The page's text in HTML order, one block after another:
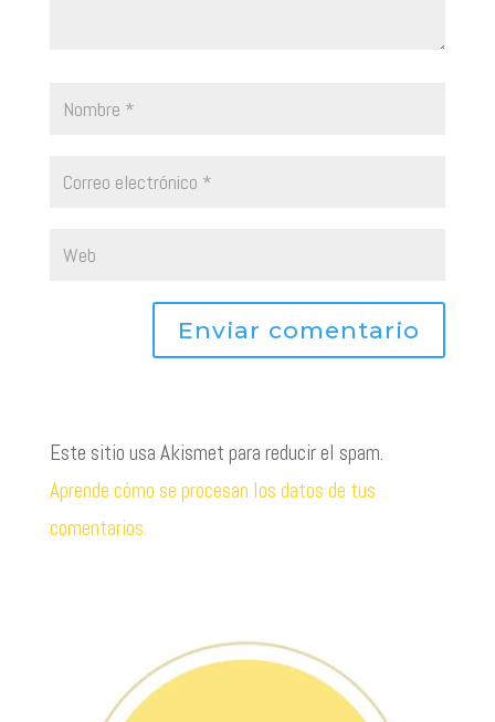
Este sitio usa Akismet para reducir el spam.
Aprende cómo se procesan los datos de tus
comentarios.